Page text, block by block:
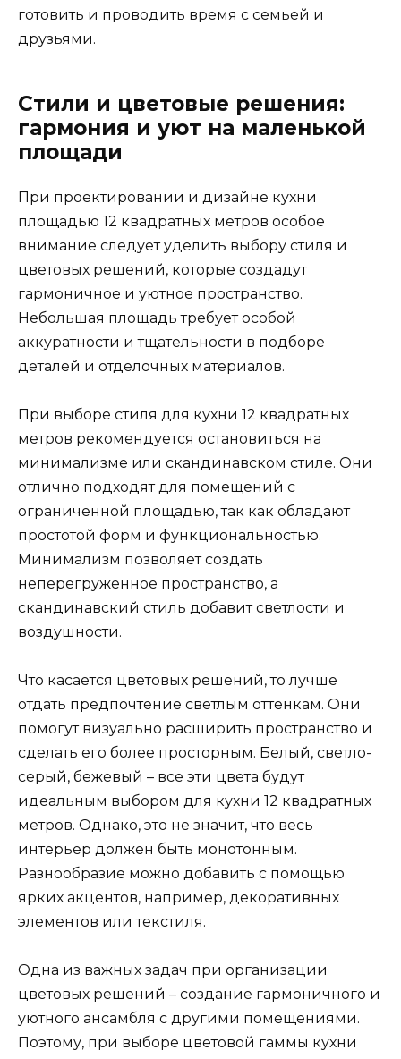
готовить и проводить время с семьей и
друзьями.
Стили и цветовые решения:
гармония и уют на маленькой
площади
При проектировании и дизайне кухни
площадью 12 квадратных метров особое
внимание следует уделить выбору стиля и
цветовых решений, которые создадут
гармоничное и уютное пространство.
Небольшая площадь требует особой
аккуратности и тщательности в подборе
деталей и отделочных материалов.
При выборе стиля для кухни 12 квадратных
метров рекомендуется остановиться на
минимализме или скандинавском стиле. Они
отлично подходят для помещений с
ограниченной площадью, так как обладают
простотой форм и функциональностью.
Минимализм позволяет создать
неперегруженное пространство, а
скандинавский стиль добавит светлости и
воздушности.
Что касается цветовых решений, то лучше
отдать предпочтение светлым оттенкам. Они
помогут визуально расширить пространство и
сделать его более просторным. Белый, светло-
серый, бежевый – все эти цвета будут
идеальным выбором для кухни 12 квадратных
метров. Однако, это не значит, что весь
интерьер должен быть монотонным.
Разнообразие можно добавить с помощью
ярких акцентов, например, декоративных
элементов или текстиля.
Одна из важных задач при организации
цветовых решений – создание гармоничного и
уютного ансамбля с другими помещениями.
Поэтому, при выборе цветовой гаммы кухни